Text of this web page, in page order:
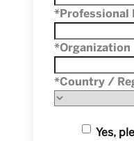
Professional
*
Organization
*
Country /
*
Yes,